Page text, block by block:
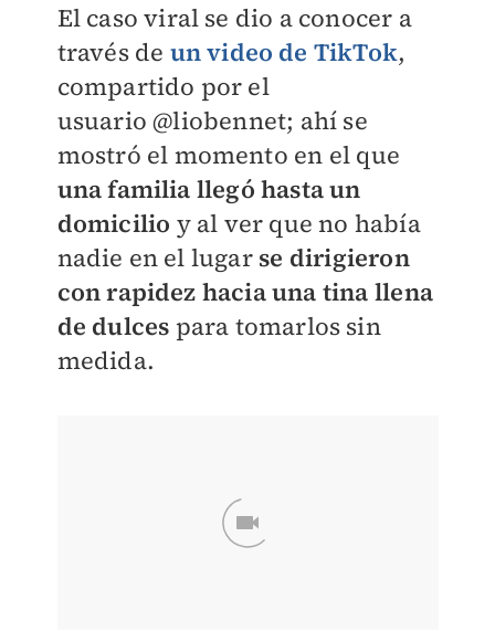
El caso viral se dio a conocer a
través de un video de TikTok,
compartido por el
usuario@liobennet; ahí se
mostró el momento en el que
una familia llegó hasta un
domicilio y al ver que no había
nadie en el lugar se dirigieron
con rapidez hacia una tina llena
de dulces para tomarlos sin
medida.